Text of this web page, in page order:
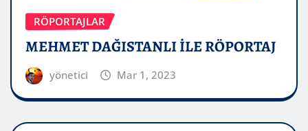
RÖPORTAJLAR
MEHMET DAĞISTANLI İLE RÖPORTAJ
yönetici Mar 1, 2023